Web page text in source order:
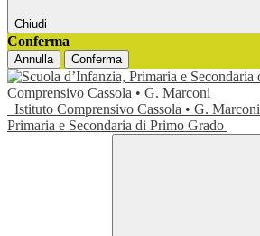
Chiudi
Conferma
Annulla Conferma
Istituto Comprensivo Cassola • G. Marconi
Primaria e Secondaria di Primo Grado